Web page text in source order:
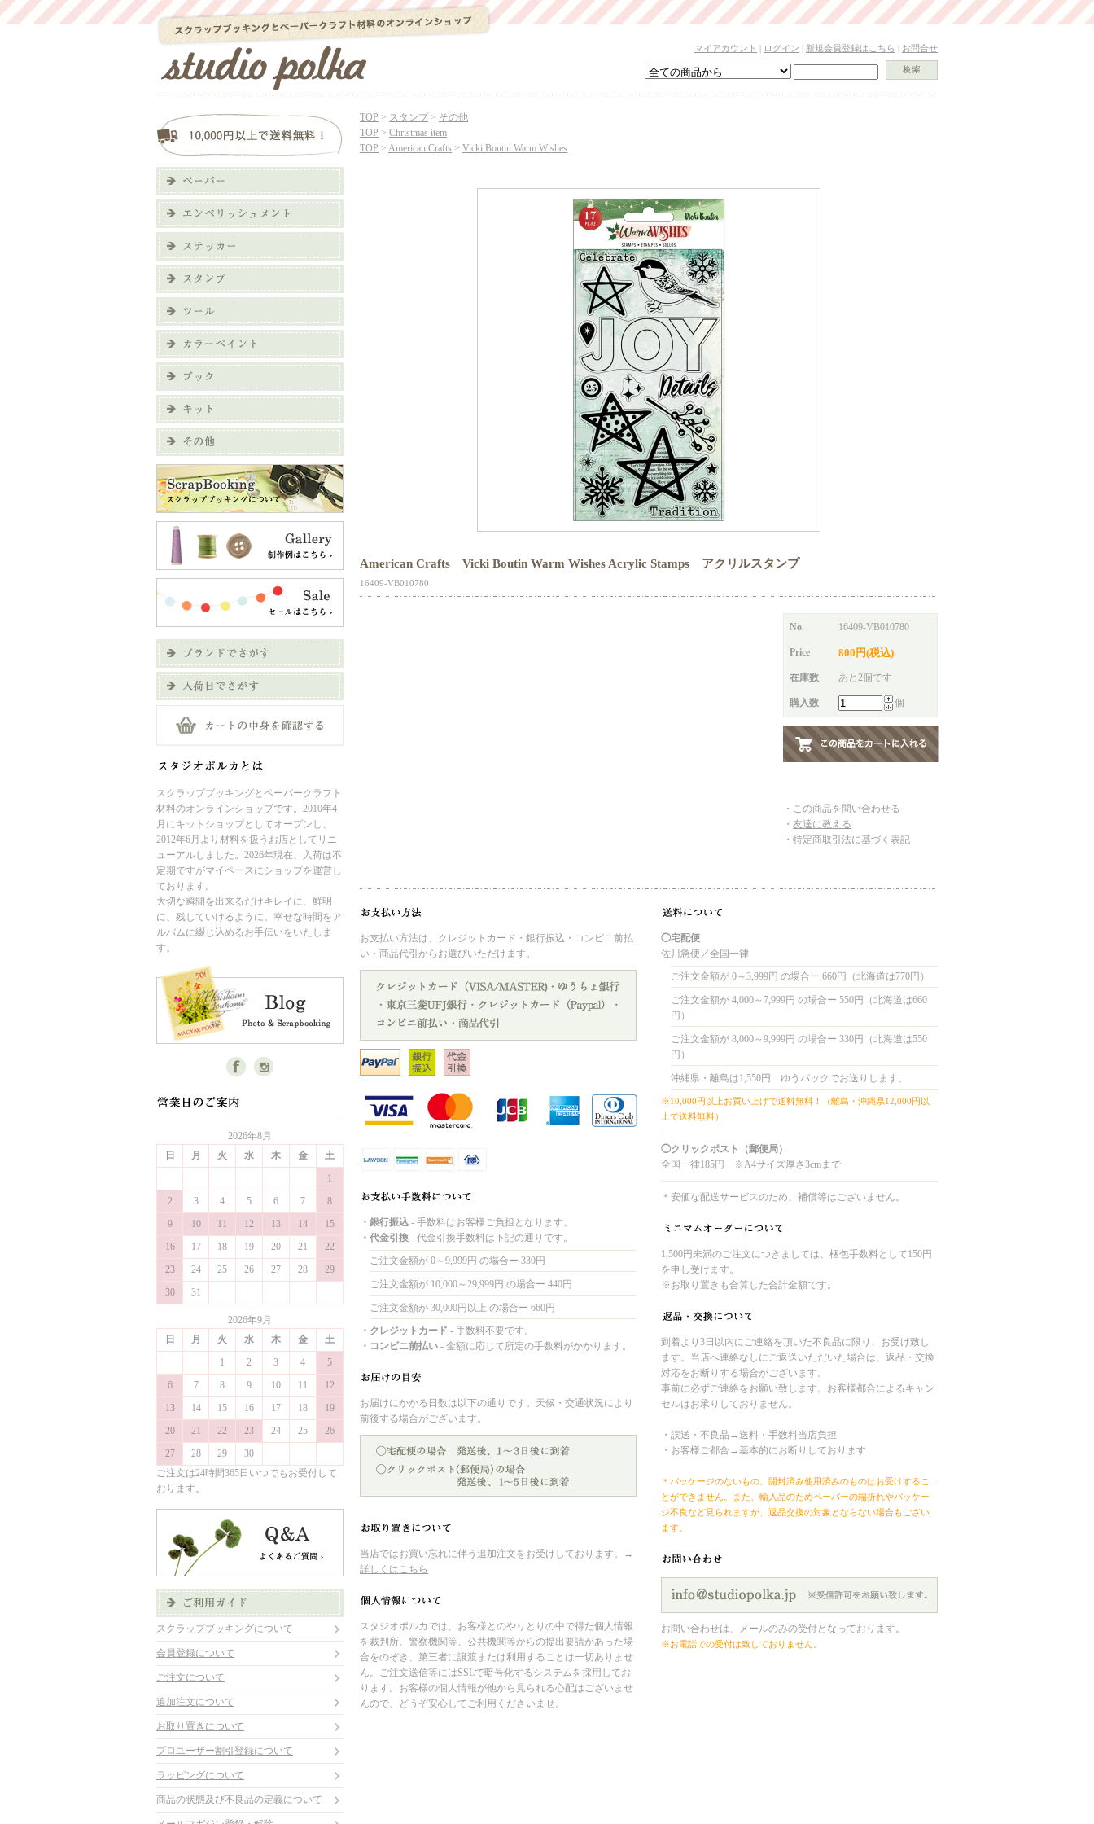
マイアカウント | ログイン | 新規会員登録はこちら | お問合せ
スクラップブッキングとペーパークラフト
材料のオンラインショップです。2010年4
月にキットショップとしてオープンし、
2012年6月より材料を扱うお店としてリニ
ューアルしました。2026年現在、入荷は不
定期ですがマイペースにショップを運営し
ております。
大切な瞬間を出来るだけキレイに、鮮明
に、残していけるように。幸せな時間をア
ルバムに綴じ込めるお手伝いをいたしま
す。
2026年8月
日
月 火 水 木 金
土
1
2
3 4 5 6 7
8
9
10 11 12 13 14
15
16
17 18 19 20 21
22
23
24 25 26 27 28
29
30
31
2026年9月
日
月 火 水 木 金
土
1
2 3 4
5
6
7 8 9 10 11
12
13
14 15 16 17 18
19
20
21 22 23 24 25
26
27
28 29
30
ご注文は24時間365日いつでもお受付して
おります。
スクラップブッキングについて
会員登録について
ご注文について
追加注文について
お取り置きについて
プロユーザー割引登録について
ラッピングについて
商品の状態及び不良品の定義について
TOP > スタンプ > その他
TOP > Christmas item
TOP > American Crafts > Vicki Boutin Warm Wishes
American Crafts Vicki Boutin Warm Wishes Acrylic Stamps アクリルスタンプ
16409-VB010780
No. 16409-VB010780
Price 800円(税込)
在庫数 あと2個です
購入数 個
・ この商品を問い合わせる
・ 友達に教える
・ 特定商取引法に基づく表記
お支払い方法は、クレジットカード・銀行振込・コンビニ前払
い・商品代引からお選びいただけます。
・銀行振込 - 手数料はお客様ご負担となります。
・代金引換 - 代金引換手数料は下記の通りです。
ご注文金額が 0～9,999円 の場合ー 330円
ご注文金額が 10,000～29,999円 の場合ー 440円
ご注文金額が 30,000円以上 の場合ー 660円
・クレジットカード - 手数料不要です。
・コンビニ前払い - 金額に応じて所定の手数料がかかります。
お届けにかかる日数は以下の通りです。天候・交通状況により
前後する場合がございます。
当店ではお買い忘れに伴う追加注文をお受けしております。→
詳しくはこちら
スタジオポルカでは、お客様とのやりとりの中で得た個人情報
を裁判所、警察機関等、公共機関等からの提出要請があった場
合をのぞき、第三者に譲渡または利用することは一切ありませ
ん。ご注文送信等にはSSLで暗号化するシステムを採用してお
ります。お客様の個人情報が他から見られる心配はございませ
んので、どうぞ安心してご利用くださいませ。
◯宅配便
佐川急便／全国一律
ご注文金額が 0～3,999円 の場合ー 660円（北海道は770円）
ご注文金額が 4,000～7,999円 の場合ー 550円（北海道は660
円）
ご注文金額が 8,000～9,999円 の場合ー 330円（北海道は550
円）
沖縄県・離島は1,550円 ゆうパックでお送りします。
※10,000円以上お買い上げで送料無料！（離島・沖縄県12,000円以
上で送料無料）
◯クリックポスト（郵便局）
全国一律185円 ※A4サイズ厚さ3cmまで
＊安価な配送サービスのため、補償等はございません。
1,500円未満のご注文につきましては、梱包手数料として150円
を申し受けます。
※お取り置きも合算した合計金額です。
到着より3日以内にご連絡を頂いた不良品に限り、お受け致し
ます。当店へ連絡なしにご返送いただいた場合は、返品・交換
対応をお断りする場合がございます。
事前に必ずご連絡をお願い致します。お客様都合によるキャン
セルはお承りしておりません。
・誤送・不良品→送料・手数料当店負担
・お客様ご都合→基本的にお断りしております
＊パッケージのないもの、開封済み使用済みのものはお受けするこ
とができません。また、輸入品のためペーパーの端折れやパッケー
ジ不良など見られますが、返品交換の対象とならない場合もござい
ます。
お問い合わせは、メールのみの受付となっております。
※お電話での受付は致しておりません。